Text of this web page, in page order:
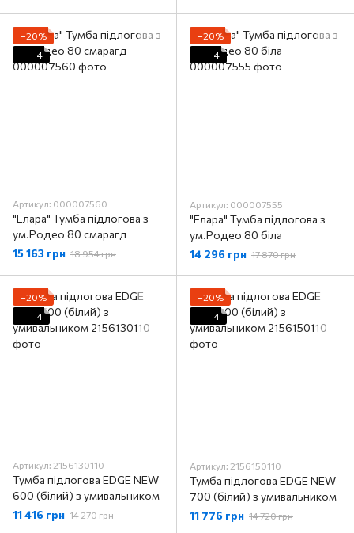
−20%
4
Артикул: 000007560
"Елара" Тумба підлогова з
ум.Родео 80 смарагд
15 163 грн 18 954 грн
−20%
4
Артикул: 000007555
"Елара" Тумба підлогова з
ум.Родео 80 біла
14 296 грн 17 870 грн
−20%
4
Артикул: 2156130110
Тумба підлогова EDGE NEW
600 (білий) з умивальником
11 416 грн 14 270 грн
−20%
4
Артикул: 2156150110
Тумба підлогова EDGE NEW
700 (білий) з умивальником
11 776 грн 14 720 грн